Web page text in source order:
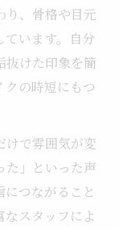
り、骨格や目元
ています。自分
抜けた印象を簡
の時短にもつ
けで雰囲気が変
た」といった声
つながること
スタッフによ